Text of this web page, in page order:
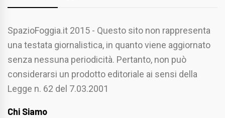
SpazioFoggia.it 2015 - Questo sito non rappresenta
una testata giornalistica, in quanto viene aggiornato
senza nessuna periodicità. Pertanto, non può
considerarsi un prodotto editoriale ai sensi della
Legge n. 62 del 7.03.2001
Chi Siamo